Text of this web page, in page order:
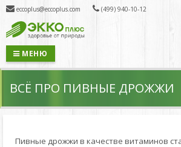
eccoplus@eccoplus.com (499) 940-10-12
МЕНЮ
ВСЁ ПРО ПИВНЫЕ ДРОЖЖИ
Пивные дрожжи в качестве витаминов